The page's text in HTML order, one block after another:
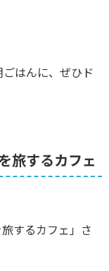
はんに、ぜひド
旅するカフェ
するカフェ」さ